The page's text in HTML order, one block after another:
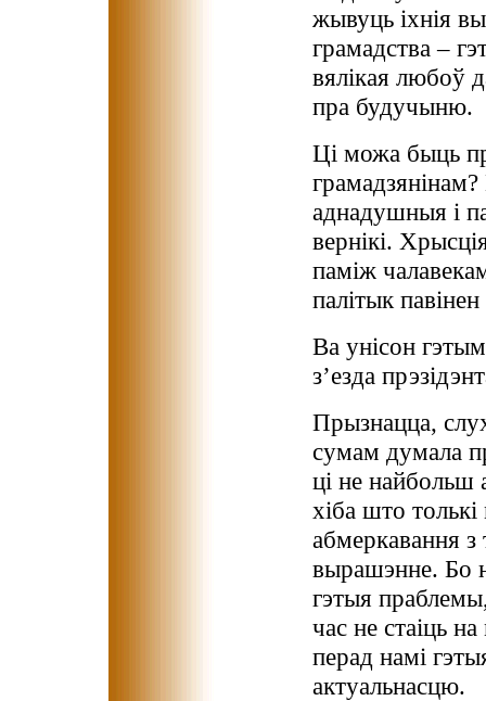
жывуць іхнія
грамадства –
вялікая любоў
пра будучыню.
Ці можа быць
аднадушныя і
вернікі.
паміж
палітык
Ва унісон
з’езда
Прызнацца,
сумам думала
ці не найбольш
хіба што
абмеркавання з
вырашэнне. Бо
гэтыя
час не стаіць
перад намі
актуальнасцю.